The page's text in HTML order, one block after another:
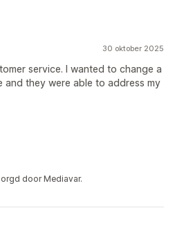
30 oktober 2025
service. I wanted to change a
and they were able to address my
door Mediavar.